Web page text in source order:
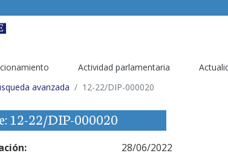
Actividad parlamentaria
avanzada 12-22/DIP-000020
12-22/DIP-000020
28/06/2022